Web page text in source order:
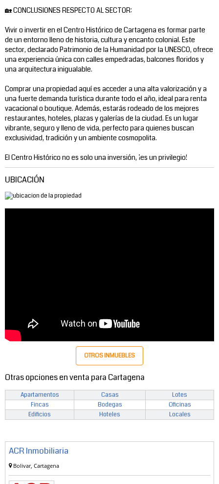
🏡 CONCLUSIONES RESPECTO AL SECTOR:
Vivir o invertir en el Centro Histórico de Cartagena es formar parte
de un entorno lleno de historia, cultura y encanto colonial. Este
sector, declarado Patrimonio de la Humanidad por la UNESCO, ofrece
una experiencia única con calles empedradas, balcones floridos y
una arquitectura inigualable.
Comprar una propiedad aquí es acceder a una alta valorización y a
una fuerte demanda turística durante todo el año, ideal para renta
vacacional o boutique. Además, estarás rodeado de los mejores
restaurantes, hoteles, plazas y galerías de la ciudad. Es un lugar
vibrante, seguro y lleno de vida, perfecto para quienes buscan
exclusividad, tradición y un ambiente cosmopolita.
El Centro Histórico no es solo una inversión, ¡es un privilegio!
UBICACIÓN
OTROS INMUEBLES
Otras opciones en venta para Cartagena
Apartamentos Casas
Lotes
Fincas
Bodegas
Oficinas
Edificios
Hoteles Locales
ACR Inmobiliaria
Bolivar, Cartagena